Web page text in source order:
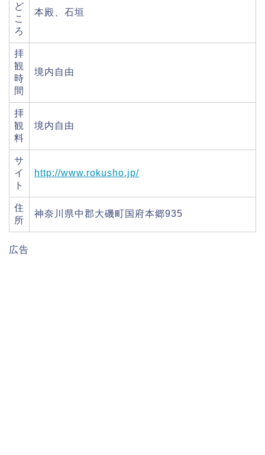
ど
こ
ろ
本殿、石垣
拝
観
時
間
境内自由
拝
観
料
境内自由
サ
イ
ト
http://www.rokusho.jp/
住
所
神奈川県中郡大磯町国府本郷935
広告